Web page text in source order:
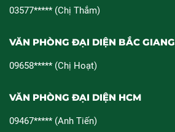
03577***** (Chị Thắm)
VĂN PHÒNG ĐẠI DIỆN BẮC GIANG
09658***** (Chị Hoạt)
VĂN PHÒNG ĐẠI DIỆN HCM
09467***** (Anh Tiến)